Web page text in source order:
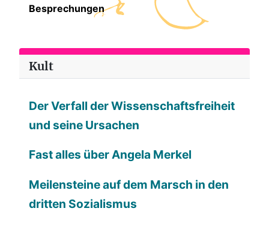
Besprechungen
Kult
Der Verfall der Wissenschaftsfreiheit
und seine Ursachen
Fast alles über Angela Merkel
Meilensteine auf dem Marsch in den
dritten Sozialismus